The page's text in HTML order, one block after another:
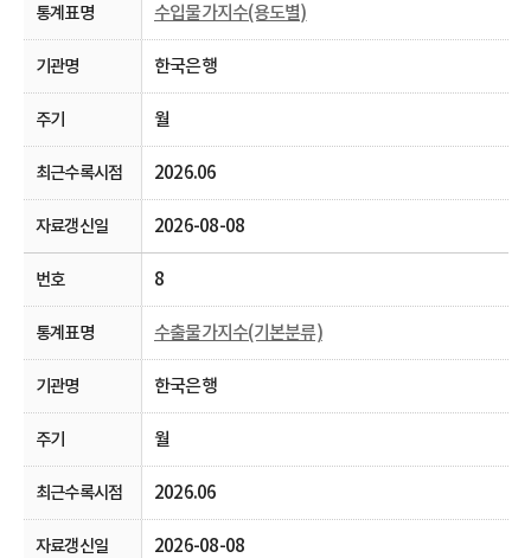
수입물가지수(용도별)
한국은행
월
2026.06
2026-08-08
8
수출물가지수(기본분류)
한국은행
월
2026.06
2026-08-08